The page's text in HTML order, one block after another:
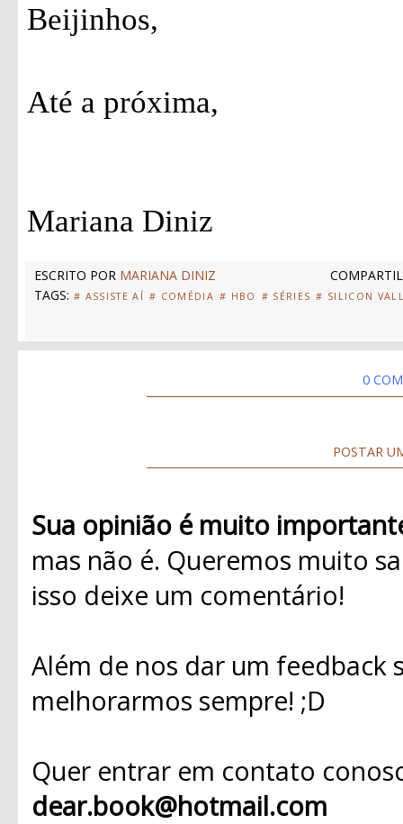
Beijinhos,
Até a próxima,
Mariana Diniz
ESCRITO POR MARIANA DINIZ
TAGS: # ASSISTE AÍ # COMÉDIA # HBO # SÉRIES # SILICON
0
POSTAR
Sua opinião é muito
mas não é. Queremos muito
isso deixe um comentário!
Além de nos dar um
melhorarmos sempre! ;D
Quer entrar em contato
dear.book@hotmail.com